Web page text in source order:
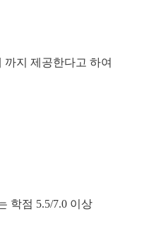
까지 제공한다고 하여
학점 5.5/7.0 이상